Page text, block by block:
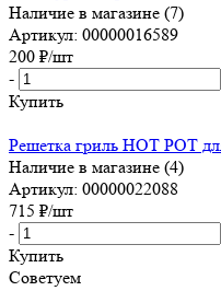
Наличие в магазине (7)
Артикул: 00000016589
200 ₽/шт
-
Купить
Решетка гриль HOT POT
Наличие в магазине (4)
Артикул: 00000022088
715 ₽/шт
-
Купить
Советуем